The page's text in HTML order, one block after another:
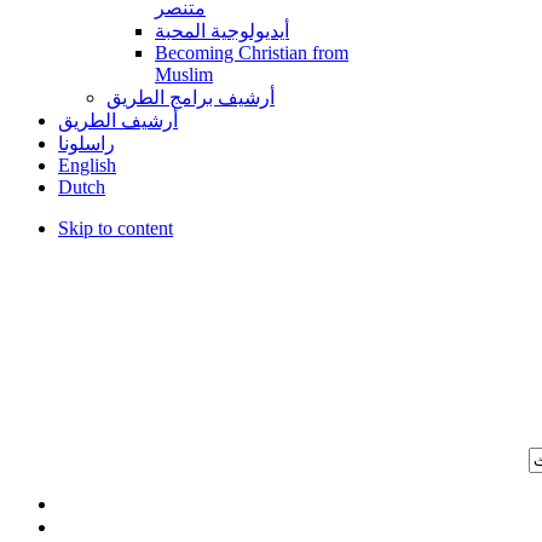
متنصر
أيديولوجية المحبة
Becoming Christian from
Muslim
أرشيف برامج الطريق
أرشيف الطريق
راسلونا
English
Dutch
Skip to content